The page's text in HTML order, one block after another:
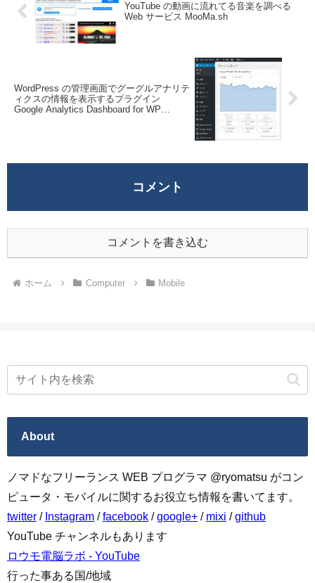
YouTube の動画に流れてる音楽を調べる
Web サービス MooMa.sh
WordPress の管理画面でグーグルアナリテ
ィクスの情報を表示するプラグイン
Google Analytics Dashboard for WP
コメント
コメントを書き込む
ホーム Computer Mobile
About
ノマドなフリーランス WEB プログラマ @ryomatsu がコン
ピュータ・モバイルに関するお役立ち情報を書いてます。
twitter / Instagram /facebook /google+ / mixi /github
YouTube チャンネルもあります
ロウモ電脳ラボ - YouTube
行った事ある国/地域